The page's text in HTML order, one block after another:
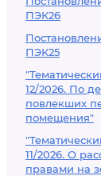
ПЭК26
ПЭК25
12/2026. По
повлекших
помещения"
11/2026. О
правами на